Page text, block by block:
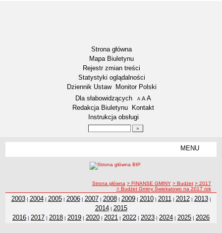
Strona główna
Mapa Biuletynu
Rejestr zmian treści
Statystyki oglądalności
Dziennik Ustaw
Monitor Polski
Menu dodatkowe
Dla słabowidzących A pomniejsz czcionkę
A standardowy rozmiar czcionki
A
Redakcja Biuletynu
Kontakt
Instrukcja obsługi
MENU
RODO – KLAUZULE INFORMACYJNE
Aktualności
Dane statystyczne
ścieżka nawigacji
Strona główna > FINANSE GMINY > Budżet > 2017
> Budżet Gminy Świekatowo na 2017 rok
2003| 2004| 2005| 2006| 2007 | 2008| 2009| 2010| 2011 | 2012| 2013|
2014| 2015
2016 | 2017 | 2018 | 2019 | 2020 | 2021 | 2022 | 2023 | 2024 | 2025 | 2026